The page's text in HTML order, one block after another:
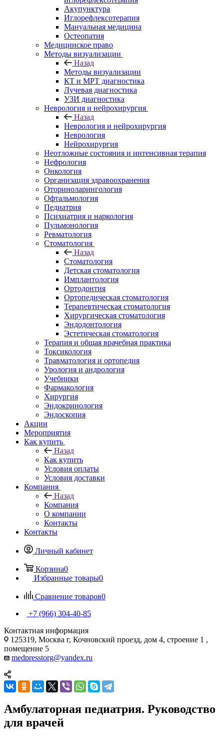
Акупунктура
Иглорефлексотерапия
Мануальная медицина
Остеопатия
Медицинское право
Методы визуализации
Назад
Методы визуализации
КТ и МРТ диагностика
Лучевая диагностика
УЗИ диагностика
Неврология и нейрохирургия
Назад
Неврология и нейрохирургия
Неврология
Нейрохирургия
Неотложные состояния и интенсивная терапия
Нефрология
Онкология
Организация здравоохранения
Оториноларингология
Офтальмология
Педиатрия
Психиатрия и наркология
Пульмонология
Ревматология
Стоматология
Назад
Стоматология
Детская стоматология
Имплантология
Ортодонтия
Ортопедическая стоматология
Терапевтическая стоматология
Хирургическая стоматология
Эндодонтология
Эстетическая стоматология
Терапия и общая врачебная практика
Токсикология
Травматология и ортопедия
Урология и андрология
Учебники
Фармакология
Хирургия
Эндокринология
Эндоскопия
Акции
Мероприятия
Как купить
Назад
Как купить
Условия оплаты
Условия доставки
Компания
Назад
Компания
О компании
Контакты
Контакты
Личный кабинет
Корзина0
Избранные товары0
Сравнение товаров0
+7 (966) 304-40-85
Контактная информация
125319, Москва г, Кочновский проезд, дом 4, строение 1 ,
помещение 5
medpresstorg@yandex.ru
Амбулаторная педиатрия. Руководство
для врачей